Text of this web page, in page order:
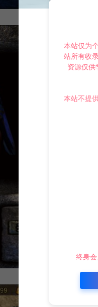
本站仅为
站所有收
资源仅供
本站不提
终身